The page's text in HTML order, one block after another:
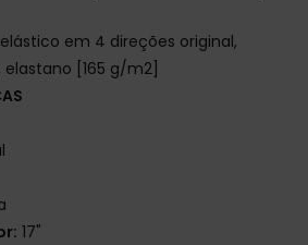
em 4 direções original,
[165 g/m2]
17"